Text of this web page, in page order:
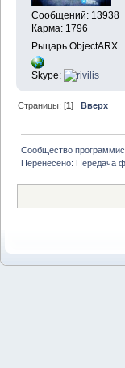
Сообщений: 13938
Карма: 1796
Рыцарь ObjectARX
Skype:
Страницы: [1]Вверх
Сообщество
Перенесено: Передача